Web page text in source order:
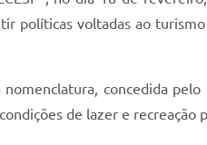
políticas voltadas ao
concedida pelo
de lazer e recreação